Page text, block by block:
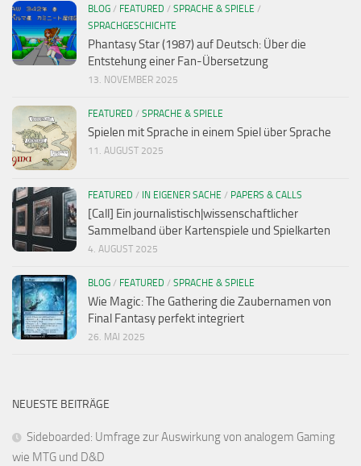
BLOG / FEATURED / SPRACHE & SPIELE /
SPRACHGESCHICHTE
Phantasy Star (1987) auf Deutsch: Über die
Entstehung einer Fan-Übersetzung
13. NOVEMBER 2025
FEATURED / SPRACHE & SPIELE
Spielen mit Sprache in einem Spiel über Sprache
11. AUGUST 2025
FEATURED / IN EIGENER SACHE / PAPERS & CALLS
[Call] Ein journalistisch|wissenschaftlicher
Sammelband über Kartenspiele und Spielkarten
4. AUGUST 2025
BLOG / FEATURED / SPRACHE & SPIELE
Wie Magic: The Gathering die Zaubernamen von
Final Fantasy perfekt integriert
26. MAI 2025
NEUESTE BEITRÄGE
Sideboarded: Umfrage zur Auswirkung von analogem Gaming
wie MTG und D&D